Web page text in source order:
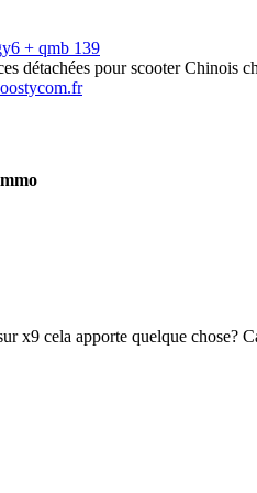
+ qmb 139
détachées pour scooter Chinois
x9 cela apporte quelque chose?